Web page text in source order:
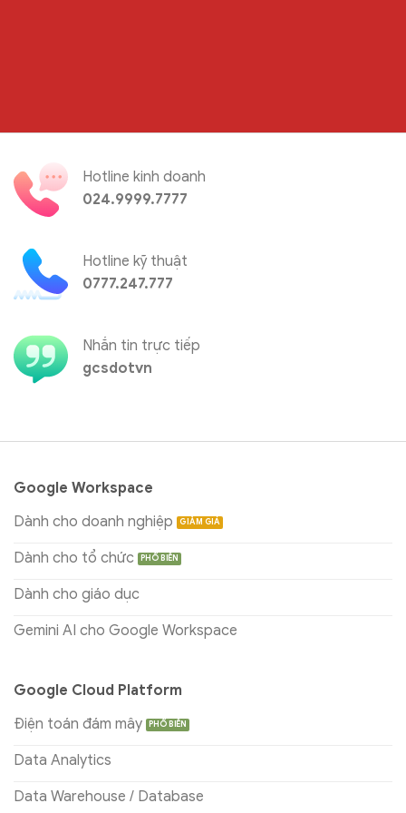
Hotline kinh doanh
024.9999.7777
Hotline kỹ thuật
0777.247.777
Nhắn tin trực tiếp
gcsdotvn
Google Workspace
Dành cho doanh nghiệp
Dành cho tổ chức
Dành cho giáo dục
Gemini AI cho Google Workspace
Google Cloud Platform
Điện toán đám mây
Data Analytics
Data Warehouse / Database